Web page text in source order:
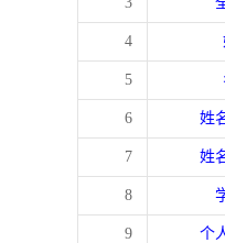
4
5
6 姓
7 姓
8
9 个